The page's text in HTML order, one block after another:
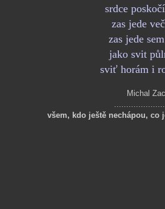
srdce
zas jede
zas jede
jako svit
sviť horám i
Michal
všem, kdo ještě nechápou, co